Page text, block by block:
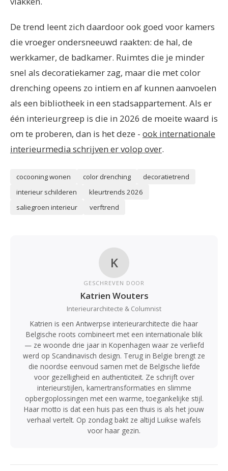
De trend leent zich daardoor ook goed voor kamers
die vroeger ondersneeuwd raakten: de hal, de
werkkamer, de badkamer. Ruimtes die je minder
snel als decoratiekamer zag, maar die met color
drenching opeens zo intiem en af kunnen aanvoelen
als een bibliotheek in een stadsappartement. Als er
één interieurgreep is die in 2026 de moeite waard is
om te proberen, dan is het deze - ook internationale
interieurmedia schrijven er volop over.
cocooning wonen color drenching
decoratietrend
interieur schilderen
kleurtrends 2026
saliegroen interieur
verftrend
K
GESCHREVEN DOOR
Katrien Wouters
Interieurarchitecte & Columnist
Katrien is een Antwerpse interieurarchitecte die haar
Belgische roots combineert met een internationale blik
— ze woonde drie jaar in Kopenhagen waar ze verliefd
werd op Scandinavisch design. Terug in Belgie brengt ze
die noordse eenvoud samen met de Belgische liefde
voor gezelligheid en authenticiteit. Ze schrijft over
interieurstijlen, kamertransformaties en slimme
opbergoplossingen met een warme, toegankelijke stijl.
Haar motto is dat een huis pas een thuis is als het jouw
verhaal vertelt. Op zondag bakt ze altijd Luikse wafels
voor haar gezin.